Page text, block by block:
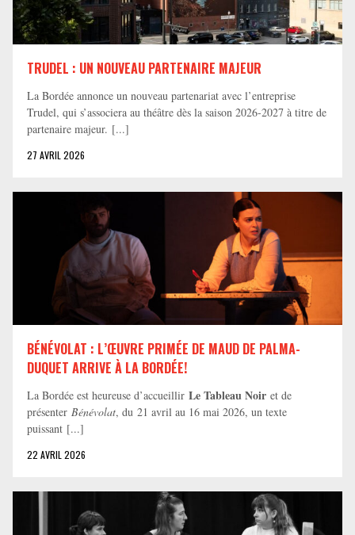
TRUDEL : UN NOUVEAU PARTENAIRE MAJEUR
La Bordée annonce un nouveau partenariat avec l’entreprise
Trudel, qui s’associera au théâtre dès la saison 2026-2027 à titre de
partenaire majeur. [...]
27 AVRIL 2026
BÉNÉVOLAT : L’ŒUVRE PRIMÉE DE MAUD DE PALMA-
DUQUET ARRIVE À LA BORDÉE!
La Bordée est heureuse d’accueillir Le Tableau Noir et de
présenter Bénévolat, du 21 avril au 16 mai 2026, un texte
puissant [...]
22 AVRIL 2026